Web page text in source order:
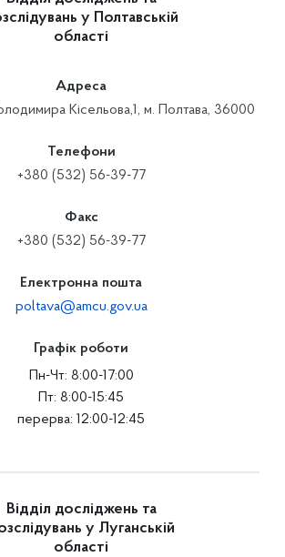
у Полтавській
області
Адреса
Кісельова,1, м. Полтава, 36000
Телефони
+380 (532) 56-39-77
Факс
+380 (532) 56-39-77
Електронна пошта
poltava@amcu.gov.ua
Графік роботи
Пн-Чт: 8:00-17:00
Пт: 8:00-15:45
перерва: 12:00-12:45
Відділ досліджень та
у Луганській
області